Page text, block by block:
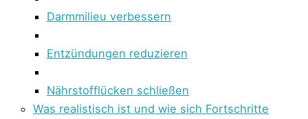
Darmmilieu verbessern
Entzündungen reduzieren
Nährstofflücken schließen
Was realistisch ist und wie sich Fortschritte